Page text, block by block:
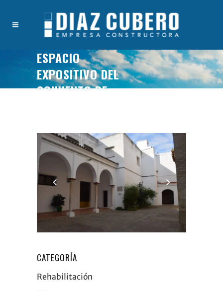
ESPACIO
EXPOSITIVO DEL
CONVENTO DE
CATEGORÍA
Rehabilitación